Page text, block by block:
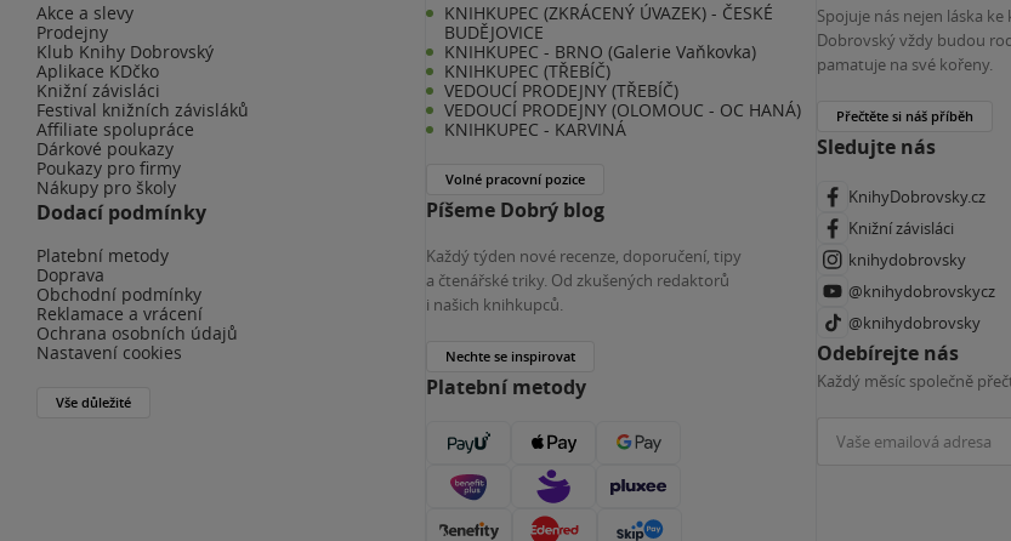
Akce a slevy
Prodejny
Klub Knihy Dobrovský
Aplikace KDčko
Knižní závisláci
Festival knižních závisláků
Affiliate spolupráce
Dárkové poukazy
Poukazy pro firmy
Nákupy pro školy
Dodací podmínky
Platební metody
Doprava
Obchodní podmínky
Reklamace a vrácení
Ochrana osobních údajů
Nastavení cookies
Vše důležité
KNIHKUPEC (ZKRÁCENÝ ÚVAZEK) - ČESKÉ
BUDĚJOVICE
KNIHKUPEC - BRNO (Galerie Vaňkovka)
KNIHKUPEC (TŘEBÍČ)
VEDOUCÍ PRODEJNY (TŘEBÍČ)
VEDOUCÍ PRODEJNY (OLOMOUC - OC HANÁ)
KNIHKUPEC - KARVINÁ
Volné pracovní pozice
Píšeme Dobrý blog
Každý týden nové recenze, doporučení, tipy
a čtenářské triky. Od zkušených redaktorů
i našich knihkupců.
Nechte se inspirovat
Platební metody
Spojuje nás nejen láska
Dobrovský vždy budou
pamatuje na své kořeny.
Přečtěte si náš příběh
Sledujte nás
KnihyDobrovsky.cz
Knižní závisláci
knihydobrovsky
@knihydobrovskycz
@knihydobrovsky
Odebírejte nás
Každý měsíc společně